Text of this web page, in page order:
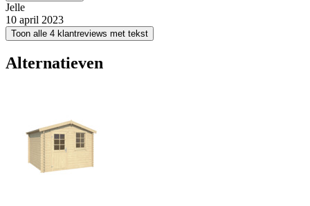
Jelle
10 april 2023
Toon alle 4 klantreviews met tekst
Alternatieven